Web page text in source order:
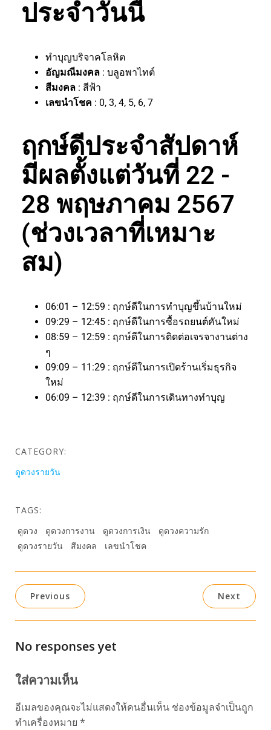
ประจำวันนี้
ทำบุญบริจาคโลหิต
อัญมณีมงคล : บลูอพาไทต์
สีมงคล : สีฟ้า
เลขนำโชค : 0, 3, 4, 5, 6, 7
ฤกษ์ดีประจำสัปดาห์
มีผลตั้งแต่วันที่ 22 -
28 พฤษภาคม 2567
(ช่วงเวลาที่เหมาะ
สม)
06:01 – 12:59 : ฤกษ์ดีในการทำบุญขึ้นบ้านใหม่
09:29 – 12:45 : ฤกษ์ดีในการซื้อรถยนต์คันใหม่
08:59 – 12:59 : ฤกษ์ดีในการติดต่อเจรจางานต่าง
ๆ
09:09 – 11:29 : ฤกษ์ดีในการเปิดร้านเริ่มธุรกิจ
ใหม่
06:09 – 12:39 : ฤกษ์ดีในการเดินทางทำบุญ
CATEGORY:
ดูดวงรายวัน
TAGS:
ดูดวง
ดูดวงการงาน ดูดวงการเงิน
ดูดวงความรัก
ดูดวงรายวัน
สีมงคล เลขนำโชค
Previous Next
No responses yet
ใส่ความเห็น
อีเมลของคุณจะไม่แสดงให้คนอื่นเห็น ช่องข้อมูลจำเป็นถูก
ทำเครื่องหมาย *